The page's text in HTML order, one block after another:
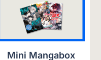
Mini Mangabox